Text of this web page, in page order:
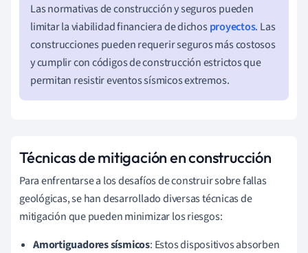
Las normativas de construcción y seguros pueden
limitar la viabilidad financiera de dichos proyectos. Las
construcciones pueden requerir seguros más costosos
y cumplir con códigos de construcción estrictos que
permitan resistir eventos sísmicos extremos.
Técnicas de mitigación en construcción
Para enfrentarse a los desafíos de construir sobre fallas
geológicas, se han desarrollado diversas técnicas de
mitigación que pueden minimizar los riesgos:
Amortiguadores sísmicos: Estos dispositivos absorben